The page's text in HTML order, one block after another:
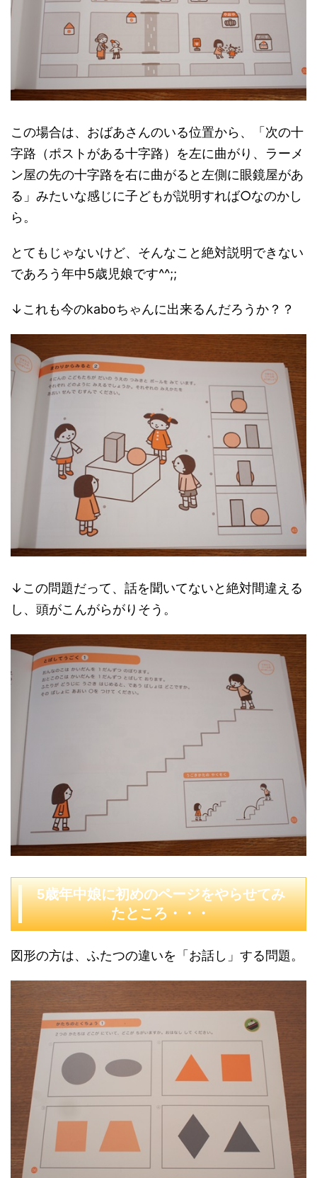
この場合は、おばあさんのいる位置から、「次の十
字路（ポストがある十字路）を左に曲がり、ラーメ
ン屋の先の十字路を右に曲がると左側に眼鏡屋があ
る」みたいな感じに子どもが説明すれば○なのかし
ら。
とてもじゃないけど、そんなこと絶対説明できない
であろう年中5歳児娘です^^;;
↓これも今のkaboちゃんに出来るんだろうか？？
↓この問題だって、話を聞いてないと絶対間違える
し、頭がこんがらがりそう。
5歳年中娘に初めのページをやらせてみ
たところ・・・
図形の方は、ふたつの違いを「お話し」する問題。